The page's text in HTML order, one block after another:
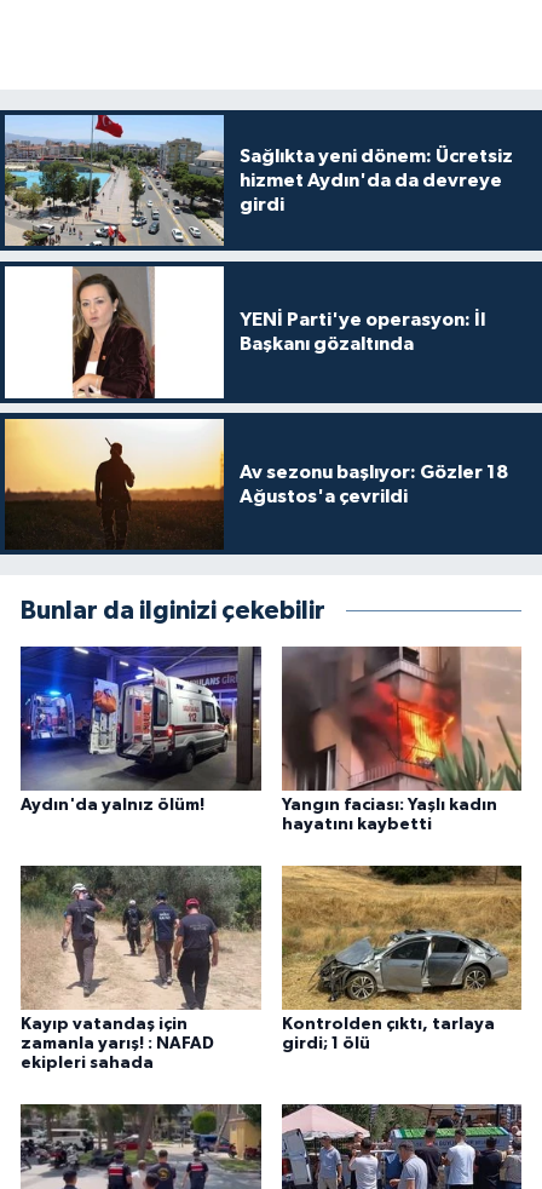
Sağlıkta yeni dönem: Ücretsiz
hizmet Aydın'da da devreye
girdi
YENİ Parti'ye operasyon: İl
Başkanı gözaltında
Av sezonu başlıyor: Gözler 18
Ağustos'a çevrildi
Bunlar da ilginizi çekebilir
Aydın'da yalnız ölüm!
Yangın faciası: Yaşlı kadın
hayatını kaybetti
Kayıp vatandaş için
zamanla yarış! : NAFAD
ekipleri sahada
Kontrolden çıktı, tarlaya
girdi; 1 ölü